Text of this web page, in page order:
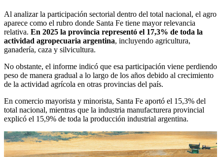
Al analizar la participación sectorial dentro del total nacional, el agro
aparece como el rubro donde Santa Fe tiene mayor relevancia
relativa. En 2025 la provincia representó el 17,3% de toda la
actividad agropecuaria argentina, incluyendo agricultura,
ganadería, caza y silvicultura.
No obstante, el informe indicó que esa participación viene perdiendo
peso de manera gradual a lo largo de los años debido al crecimiento
de la actividad agrícola en otras provincias del país.
En comercio mayorista y minorista, Santa Fe aportó el 15,3% del
total nacional, mientras que la industria manufacturera provincial
explicó el 15,9% de toda la producción industrial argentina.